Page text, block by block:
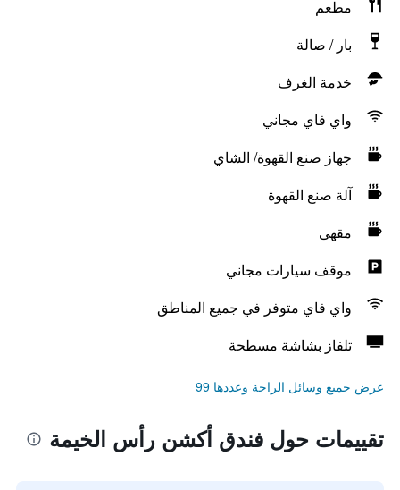
مطعم
بار / صالة
خدمة الغرف
واي فاي مجاني
جهاز صنع القهوة/ الشاي
آلة صنع القهوة
مقهى
موقف سيارات مجاني
واي فاي متوفر في جميع المناطق
تلفاز بشاشة مسطحة
عرض جميع وسائل الراحة وعددها 99
تقييمات حول فندق أكشن رأس الخيمة